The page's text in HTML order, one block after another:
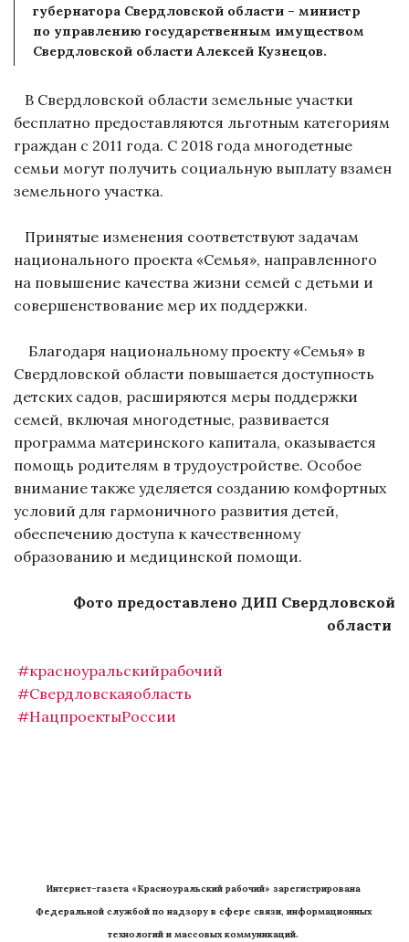
губернатора Свердловской области – министр
по управлению государственным имуществом
Свердловской области Алексей Кузнецов.
В Свердловской области земельные участки
бесплатно предоставляются льготным категориям
граждан с 2011 года. С 2018 года многодетные
семьи могут получить социальную выплату взамен
земельного участка.
Принятые изменения соответствуют задачам
национального проекта «Семья», направленного
на повышение качества жизни семей с детьми и
совершенствование мер их поддержки.
Благодаря национальному проекту «Семья» в
Свердловской области повышается доступность
детских садов, расширяются меры поддержки
семей, включая многодетные, развивается
программа материнского капитала, оказывается
помощь родителям в трудоустройстве. Особое
внимание также уделяется созданию комфортных
условий для гармоничного развития детей,
обеспечению доступа к качественному
образованию и медицинской помощи.
Фото предоставлено ДИП Свердловской
области
#красноуральскийрабочий
#Свердловскаяобласть
#НацпроектыРоссии
Интернет-газета «Красноуральский рабочий» зарегистрирована
Федеральной службой по надзору в сфере связи, информационных
технологий и массовых коммуникаций.